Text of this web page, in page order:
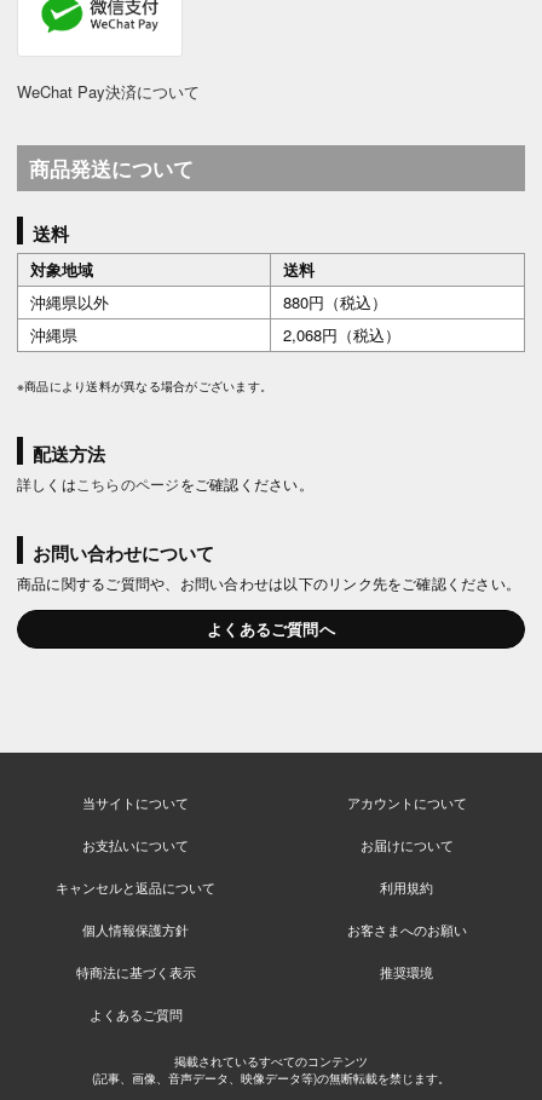
WeChat Pay決済について
商品発送について
送料
対象地域
送料
沖縄県以外
880円（税込）
沖縄県
2,068円（税込）
※商品により送料が異なる場合がございます。
配送方法
詳しくは こちらのページをご確認ください。
お問い合わせについて
商品に関するご質問や、お問い合わせは以下のリンク先をご確認ください。
よくあるご質問へ
当サイトについて アカウントについて
お支払いについて お届けについて
キャンセルと返品について 利用規約
個人情報保護方針 お客さまへのお願い
特商法に基づく表示 推奨環境
よくあるご質問
掲載されているすべてのコンテンツ
(記事、画像、音声データ、映像データ等)の無断転載を禁じます。